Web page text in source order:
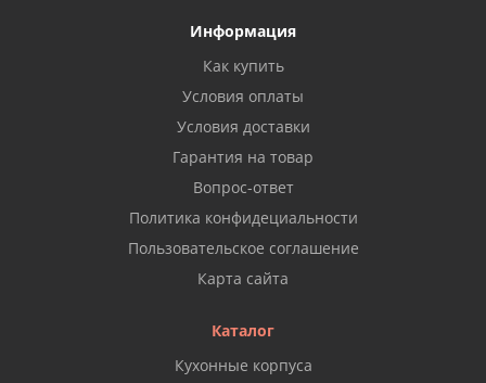
Информация
Как купить
Условия оплаты
Условия доставки
Гарантия на товар
Вопрос-ответ
Политика конфидециальности
Пользовательское соглашение
Карта сайта
Каталог
Кухонные корпуса